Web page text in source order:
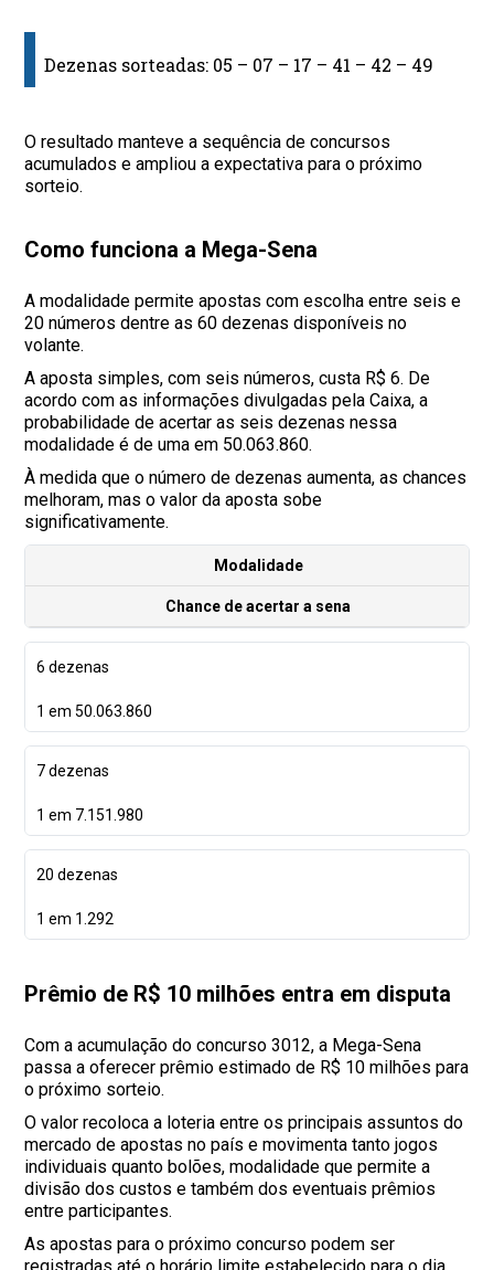
Dezenas sorteadas: 05 – 07 – 17 – 41 – 42 – 49
O resultado manteve a sequência de concursos
acumulados e ampliou a expectativa para o próximo
sorteio.
Como funciona a Mega-Sena
A modalidade permite apostas com escolha entre seis e
20 números dentre as 60 dezenas disponíveis no
volante.
A aposta simples, com seis números, custa R$ 6. De
acordo com as informações divulgadas pela Caixa, a
probabilidade de acertar as seis dezenas nessa
modalidade é de uma em 50.063.860.
À medida que o número de dezenas aumenta, as chances
melhoram, mas o valor da aposta sobe
significativamente.
Modalidade
Chance de acertar a sena
6 dezenas
1 em 50.063.860
7 dezenas
1 em 7.151.980
20 dezenas
1 em 1.292
Prêmio de R$ 10 milhões entra em disputa
Com a acumulação do concurso 3012, a Mega-Sena
passa a oferecer prêmio estimado de R$ 10 milhões para
o próximo sorteio.
O valor recoloca a loteria entre os principais assuntos do
mercado de apostas no país e movimenta tanto jogos
individuais quanto bolões, modalidade que permite a
divisão dos custos e também dos eventuais prêmios
entre participantes.
As apostas para o próximo concurso podem ser